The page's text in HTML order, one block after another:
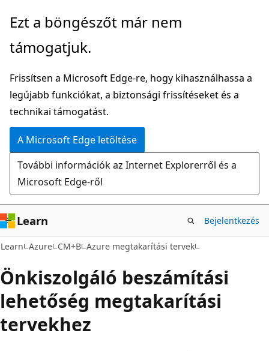
Ugrás
fő
Ezt a böngészőt már nem
támogatjuk.
Frissítsen a Microsoft Edge-re, hogy kihasználhassa a
legújabb funkciókat, a biztonsági frissítéseket és a
technikai támogatást.
A Microsoft Edge letöltése
További információk az Internet Explorerről és a
Microsoft Edge-ről
Learn Bejelentkezés
Learn Azure CM+B Azure megtakarítási tervek
Önkiszolgáló beszámítási
lehetőség megtakarítási
tervekhez